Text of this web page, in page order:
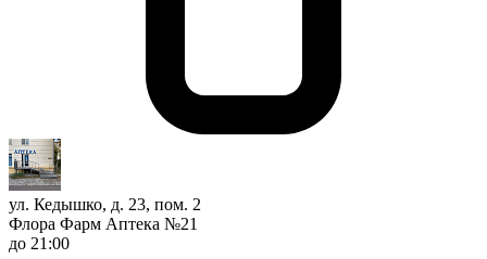
ул. Кедышко, д. 23, пом. 2
Флора Фарм Аптека №21
до 21:00